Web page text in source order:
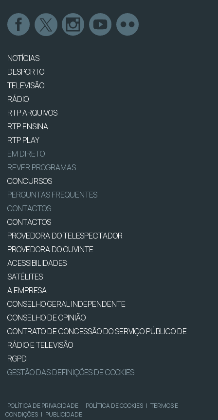
NOTÍCIAS
DESPORTO
TELEVISÃO
RÁDIO
RTP ARQUIVOS
RTP ENSINA
RTP PLAY
EM DIRETO
REVER PROGRAMAS
CONCURSOS
PERGUNTAS FREQUENTES
CONTACTOS
CONTACTOS
PROVEDORA DO TELESPECTADOR
PROVEDORA DO OUVINTE
ACESSIBILIDADES
SATÉLITES
A EMPRESA
CONSELHO GERAL INDEPENDENTE
CONSELHO DE OPINIÃO
CONTRATO DE CONCESSÃO DO SERVIÇO PÚBLICO DE
RÁDIO E TELEVISÃO
RGPD
GESTÃO DAS DEFINIÇÕES DE COOKIES
POLÍTICA DE PRIVACIDADE | POLÍTICA DE COOKIES | TERMOS E
CONDIÇÕES | PUBLICIDADE